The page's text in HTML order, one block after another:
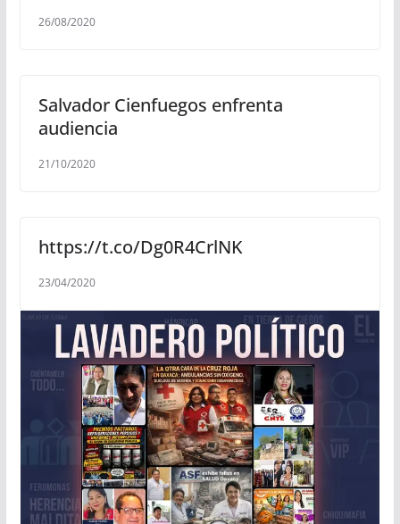
26/08/2020
Salvador Cienfuegos enfrenta
audiencia
21/10/2020
https://t.co/Dg0R4CrlNK
23/04/2020